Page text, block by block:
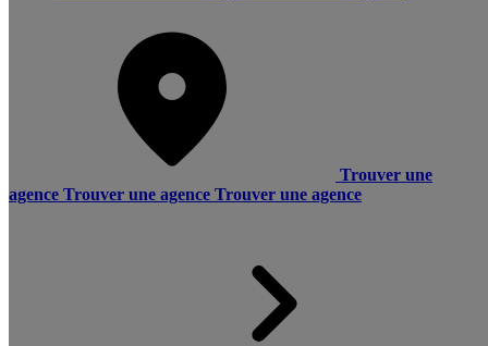
Trouver une
agence Trouver une agence Trouver une agence